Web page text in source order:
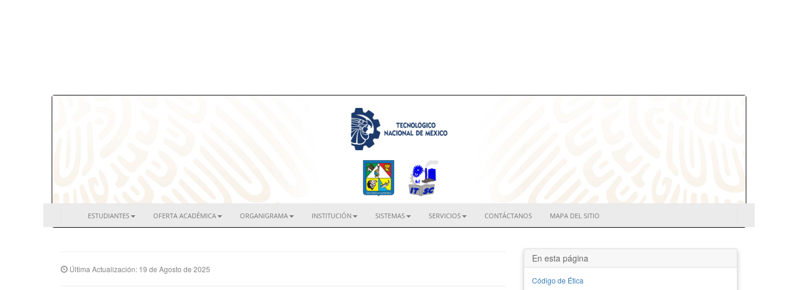
ESTUDIANTES OFERTA ACADÉMICA ORGANIGRAMA INSTITUCIÓN SISTEMAS SERVICIOS CONTÁCTANOS MAPA DEL SITIO
Última Actualización: 19 de Agosto de 2025
En esta página
Código de Ética